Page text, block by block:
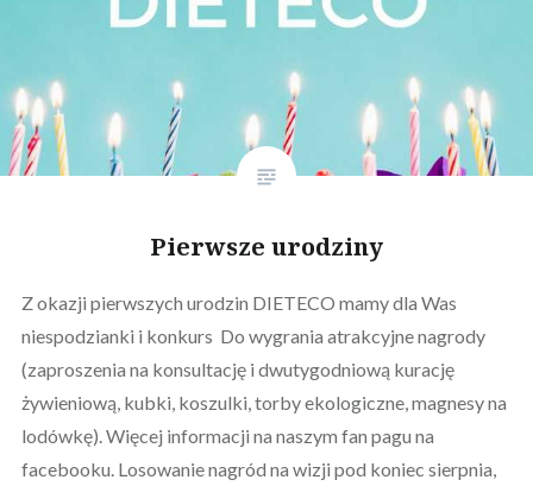
Pierwsze urodziny
Z okazji pierwszych urodzin DIETECO mamy dla Was
niespodzianki i konkurs Do wygrania atrakcyjne nagrody
(zaproszenia na konsultację i dwutygodniową kurację
żywieniową, kubki, koszulki, torby ekologiczne, magnesy na
lodówkę). Więcej informacji na naszym fan pagu na
facebooku. Losowanie nagród na wizji pod koniec sierpnia,